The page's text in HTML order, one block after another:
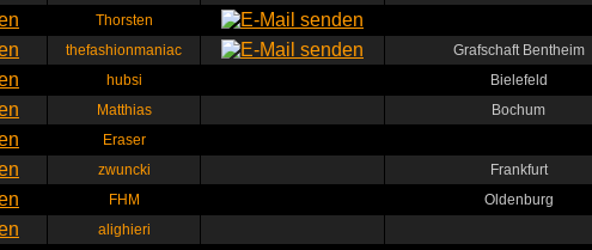
Thorsten
thefashionmaniac Grafschaft Bentheim
hubsi Bielefeld
Matthias Bochum
Eraser
zwuncki Frankfurt
FHM Oldenburg
alighieri